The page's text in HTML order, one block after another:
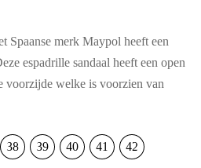
Spaanse merk Maypol heeft een
espadrille sandaal heeft een open
voorzijde welke is voorzien van
38 39 40 41 42